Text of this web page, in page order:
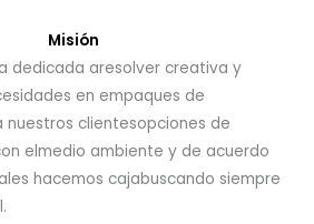
Misión
dedicada aresolver creativa y
en empaques de
clientesopciones de
elmedio ambiente y de acuerdo
hacemos cajabuscando siempre